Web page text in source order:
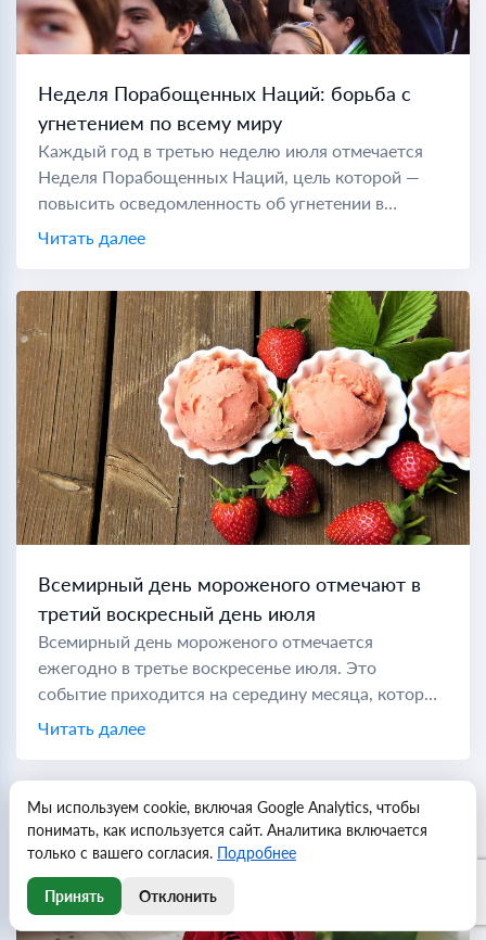
Неделя Порабощенных Наций: борьба с
угнетением по всему миру
Каждый год в третью неделю июля отмечается
Неделя Порабощенных Наций, цель которой —
повысить осведомленность об угнетении в
коммунистических странах по всему миру. Во
время холодной войны "порабощенной нацией"
Читать далее
Всемирный день мороженого отмечают в
третий воскресный день июля
Всемирный день мороженого отмечается
ежегодно в третье воскресенье июля. Это
событие приходится на середину месяца, который
также провозглашен Национальным месяцем
Читать далее
Мы используем cookie, включая Google Analytics, чтобы
понимать, как используется сайт. Аналитика включается
только с вашего согласия. Подробнее
Принять Отклонить